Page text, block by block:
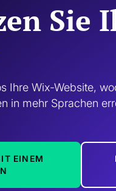
Sie
Ihre Wix-Website,
in mehr Sprachen
EINEM